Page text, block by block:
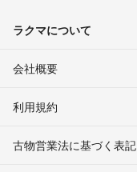
ラクマについて
会社概要
利用規約
古物営業法に基づく表記